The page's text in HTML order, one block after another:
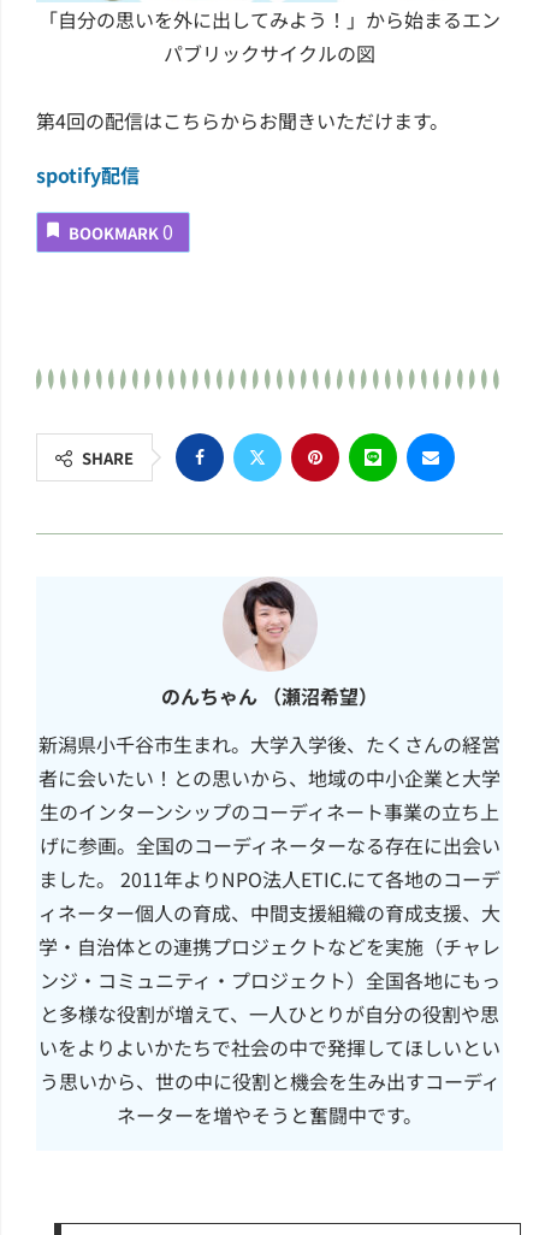
「自分の思いを外に出してみよう！」から始まるエン
パブリックサイクルの図
第4回の配信はこちらからお聞きいただけます。
spotify配信
BOOKMARK0
SHARE
のんちゃん （瀬沼希望）
新潟県小千谷市生まれ。大学入学後、たくさんの経営
者に会いたい！との思いから、地域の中小企業と大学
生のインターンシップのコーディネート事業の立ち上
げに参画。全国のコーディネーターなる存在に出会い
ました。 2011年よりNPO法人ETIC.にて各地のコーデ
ィネーター個人の育成、中間支援組織の育成支援、大
学・自治体との連携プロジェクトなどを実施（チャレ
ンジ・コミュニティ・プロジェクト）全国各地にもっ
と多様な役割が増えて、一人ひとりが自分の役割や思
いをよりよいかたちで社会の中で発揮してほしいとい
う思いから、世の中に役割と機会を生み出すコーディ
ネーターを増やそうと奮闘中です。